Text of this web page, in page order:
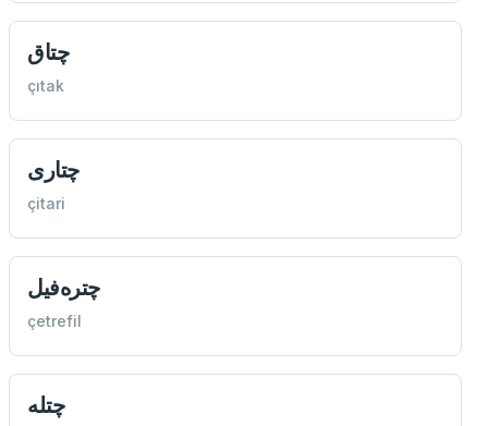
چتاق
çıtak
چتاری
çitari
چتره‌فيل
çetrefil
چتله